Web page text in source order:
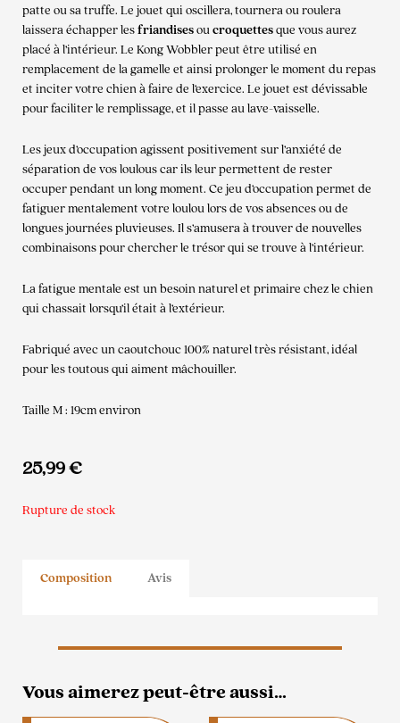
patte ou sa truffe. Le jouet qui oscillera, tournera ou roulera
laissera échapper lesfriandisesoucroquettesque vous aurez
placé à l’intérieur. Le Kong Wobbler peut être utilisé en
remplacement de la gamelle et ainsi prolonger le moment du repas
et inciter votre chien à faire de l’exercice. Le jouet est dévissable
pour faciliter le remplissage, et il passe au lave-vaisselle.
Les jeux d’occupation agissent positivement sur l’anxiété de
séparation de vos loulous car ils leur permettent de rester
occuper pendant un long moment. Ce jeu d’occupation permet de
fatiguer mentalement votre loulou lors de vos absences ou de
longues journées pluvieuses. Il s’amusera à trouver de nouvelles
combinaisons pour chercher le trésor qui se trouve à l’intérieur.
La fatigue mentale est un besoin naturel et primaire chez le chien
qui chassait lorsqu’il était à l’extérieur.
Fabriqué avec un caoutchouc 100% naturel très résistant, idéal
pour les toutous qui aiment mâchouiller.
Taille M : 19cm environ
25,99€
Rupture de stock
Composition Avis
Vous aimerez peut-être aussi…